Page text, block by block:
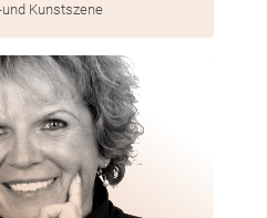
Kunstszene